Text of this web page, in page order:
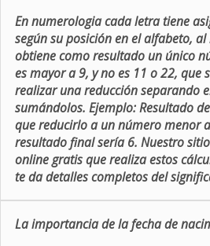
En numerologia cada letra tiene
según su posición en el alfabeto,
obtiene como resultado un único
es mayor a 9, y no es 11 o 22, que
realizar una reducción separando
sumándolos. Ejemplo: Resultado
que reducirlo a un número menor
resultado final sería 6. Nuestro
online gratis que realiza estos
te da detalles completos del
La importancia de la fecha de